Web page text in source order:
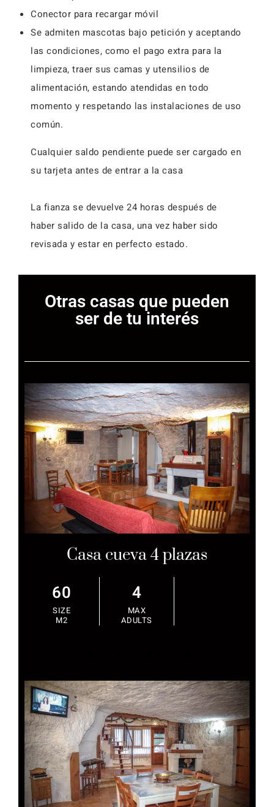
Conector para recargar móvil
Se admiten mascotas bajo petición y aceptando
las condiciones, como el pago extra para la
limpieza, traer sus camas y utensilios de
alimentación, estando atendidas en todo
momento y respetando las instalaciones de uso
común.
Cualquier saldo pendiente puede ser cargado en
su tarjeta antes de entrar a la casa
La fianza se devuelve 24 horas después de
haber salido de la casa, una vez haber sido
revisada y estar en perfecto estado.
Otras casas que pueden
ser de tu interés
Casa cueva 4 plazas
60
SIZE
M2
4
MAX
ADULTS